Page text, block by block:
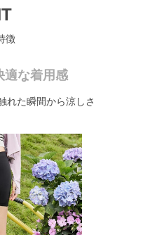
徴
適な着用感
れた瞬間から涼しさ